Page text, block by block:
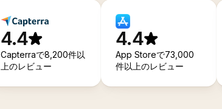
4.4
Capterraで8,200件以
上のレビュー
4.4
App Storeで73,000
件以上のレビュー